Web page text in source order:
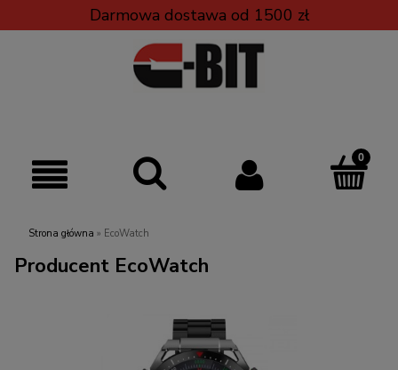
Darmowa dostawa od 1500 zł
Strona główna » EcoWatch
Producent EcoWatch